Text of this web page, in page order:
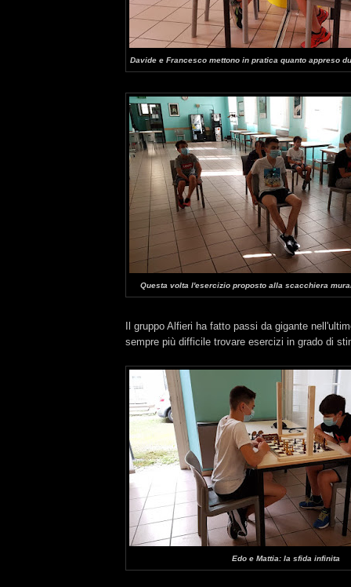
Davide e Francesco mettono in pratica quanto appreso
Questa volta l'esercizio proposto alla scacchiera
Il gruppo Alfieri ha fatto passi da gigante
sempre più difficile trovare esercizi in grado di
Edo e Mattia: la sfida infinita